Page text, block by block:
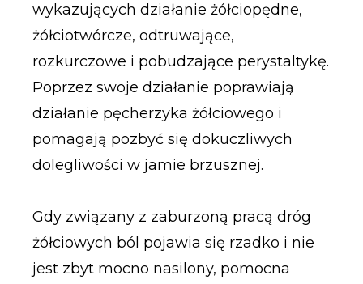
wykazujących działanie żółciopędne,
żółciotwórcze, odtruwające,
rozkurczowe i pobudzające perystaltykę.
Poprzez swoje działanie poprawiają
działanie pęcherzyka żółciowego i
pomagają pozbyć się dokuczliwych
dolegliwości w jamie brzusznej.
Gdy związany z zaburzoną pracą dróg
żółciowych ból pojawia się rzadko i nie
jest zbyt mocno nasilony, pomocna